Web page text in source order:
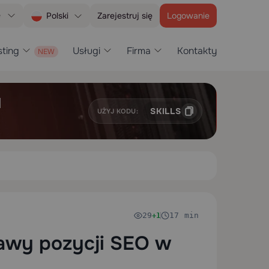
Polski Zarejestruj się Logowanie
Usługi Firma Kontakty
UŻYJ KODU: SKILLS
29+1 17 min
pozycji SEO w